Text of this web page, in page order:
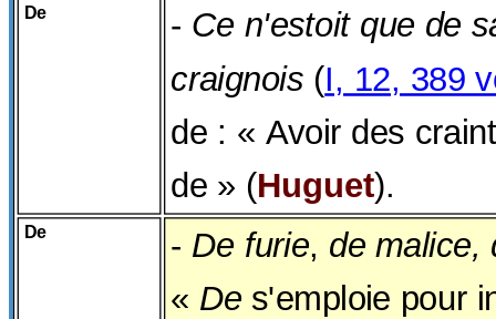
De - Ce n'estoit que de
craignois (I, 12, 389
de : « Avoir des
de » (Huguet).
De - De furie, de malice,
« De s'emploie pour